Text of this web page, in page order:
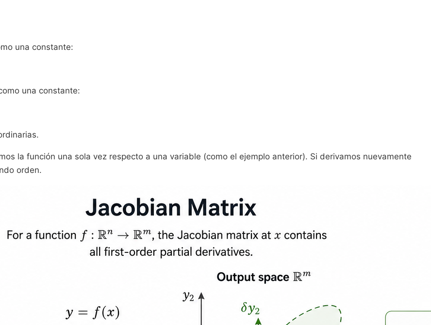
una constante:
una constante:
la función una sola vez respecto a una variable (como el ejemplo anterior). Si derivamos nuevamente
orden.